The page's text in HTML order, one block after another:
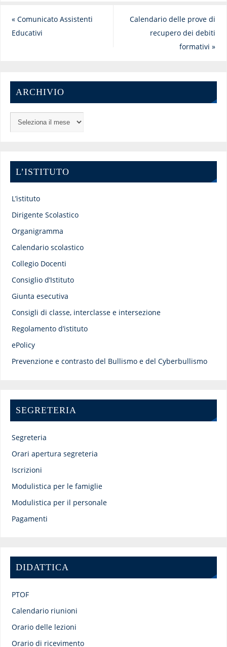
«Comunicato Assistenti
Educativi
Calendario delle prove di
recupero dei debiti
formativi»
ARCHIVIO
L’ISTITUTO
L’istituto
Dirigente Scolastico
Organigramma
Calendario scolastico
Collegio Docenti
Consiglio d’Istituto
Giunta esecutiva
Consigli di classe, interclasse e intersezione
Regolamento d’istituto
ePolicy
Prevenzione e contrasto del Bullismo e del Cyberbullismo
SEGRETERIA
Segreteria
Orari apertura segreteria
Iscrizioni
Modulistica per le famiglie
Modulistica per il personale
Pagamenti
DIDATTICA
PTOF
Calendario riunioni
Orario delle lezioni
Orario di ricevimento